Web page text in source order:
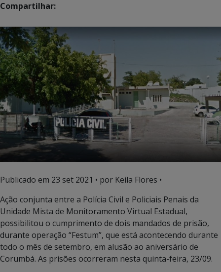
Compartilhar:
Publicado em 23 set 2021 • por Keila Flores •
Ação conjunta entre a Polícia Civil e Policiais Penais da
Unidade Mista de Monitoramento Virtual Estadual,
possibilitou o cumprimento de dois mandados de prisão,
durante operação “Festum”, que está acontecendo durante
todo o mês de setembro, em alusão ao aniversário de
Corumbá. As prisões ocorreram nesta quinta-feira, 23/09.